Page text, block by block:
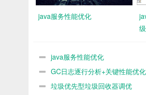
java服务性能优化
java服务性能优化
GC日志逐行分析+关键性能优
垃圾优先型垃圾回收器调优